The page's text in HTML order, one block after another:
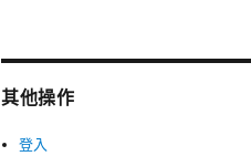
其他操作
登入